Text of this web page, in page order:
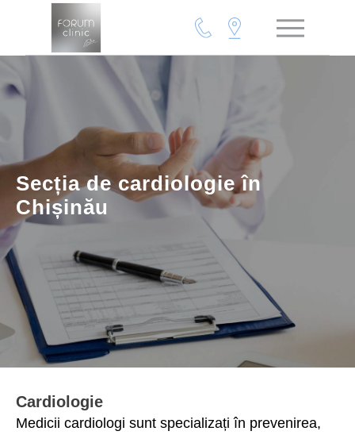
Secția de cardiologie în
Chișinău
Cardiologie
Medicii cardiologi sunt specializați în prevenirea,